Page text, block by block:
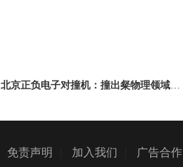
北京正负电子对撞机：撞出粲物理领域三
免责声明 加入我们 广告合作